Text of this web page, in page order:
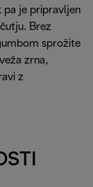
pa je pripravljen
Brez
sprožite
zrna,
z